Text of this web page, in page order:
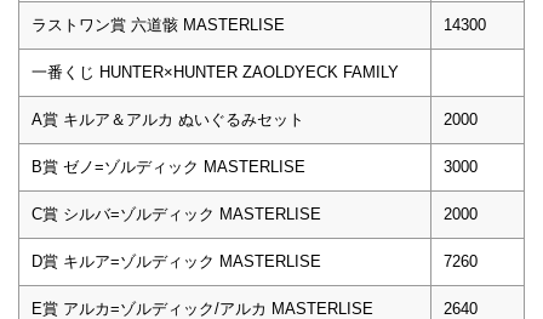
ラストワン賞 六道骸 MASTERLISE 14300
一番くじ HUNTER×HUNTER ZAOLDYECK FAMILY
A賞 キルア＆アルカ ぬいぐるみセット 2000
B賞 ゼノ=ゾルディック MASTERLISE 3000
C賞 シルバ=ゾルディック MASTERLISE 2000
D賞 キルア=ゾルディック MASTERLISE 7260
E賞 アルカ=ゾルディック/アルカ MASTERLISE 2640